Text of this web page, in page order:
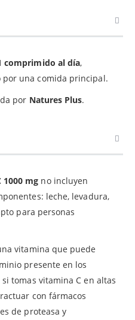
comprimido al día,
una comida principal.
por Natures Plus.
1000 mg no incluyen
leche, levadura,
para personas
vitamina que puede
presente en los
tomas vitamina C en altas
con fármacos
de proteasa y